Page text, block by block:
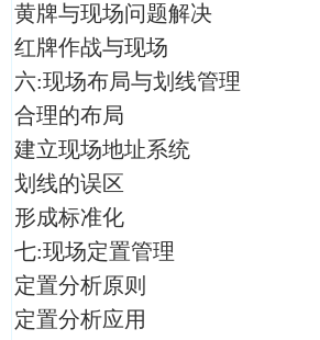
黄牌与现场问题解决
红牌作战与现场
六:现场布局与划线管理
合理的布局
建立现场地址系统
划线的误区
形成标准化
七:现场定置管理
定置分析原则
定置分析应用